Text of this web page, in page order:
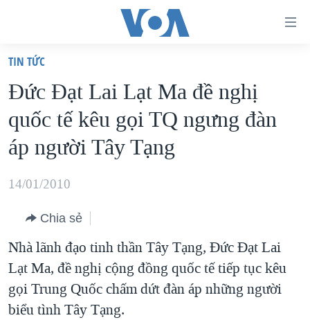
truy
cập
Tới
nội
dung
chính
hướng
chính
Đi
tới
VIỆT NAM
HOA KỲ
BIỂN ĐÔNG
THẾ GIỚI
DIỄN ĐÀN
MỤC
TỰ DO BÁO CHÍ
VẠCH TRẦN TIN GIẢ
CHUYÊN ĐỀ
CHIẾN TRANH THƯƠNG MẠI CỦA MỸ: QUÁ KHỨ VÀ HIỆN
TẠI
HỌC TIẾNG ANH
TIN TỨC
Đức Đạt Lai Lạt Ma đề nghị
quốc tế kêu gọi TQ ngưng đàn
áp người Tây Tạng
14/01/2010
Chia sẻ
Nhà lãnh đạo tinh thần Tây Tạng, Đức Đạt Lai
Lạt Ma, đề nghị cộng đồng quốc tế tiếp tục kêu
gọi Trung Quốc chấm dứt đàn áp những người
biểu tình Tây Tạng.